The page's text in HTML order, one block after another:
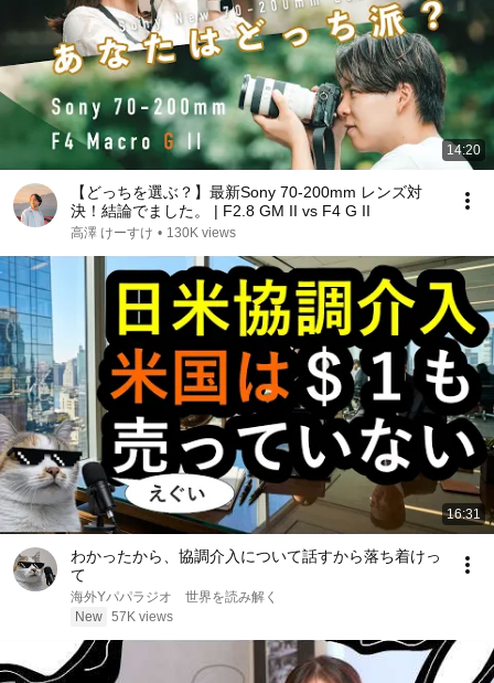
14:20
【どっちを選ぶ？】最新Sony 70-200mm レンズ対
決！結論でました。 | F2.8 GM II vs F4 G II
高澤 けーすけ • 130K views
16:31
わかったから、協調介入について話すから落ち着けっ
て
海外Yパパラジオ 世界を読み解く
New 57K views